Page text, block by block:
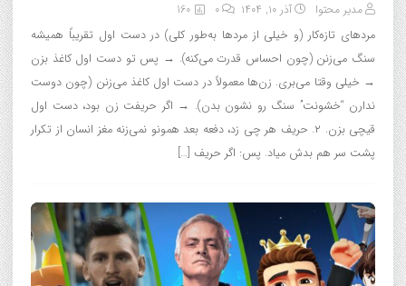
مدیر محتوا آذر ۱۰, ۱۴۰۴ 0
160
مردهای تازه‌کار (و خیلی از مردها به‌طور کلی) در دست اول تقریباً همیشه
سنگ می‌زنن (چون احساس قدرت می‌کنه). → پس تو دست اول کاغذ بزن
→ خیلی وقتا می‌بري. زن‌ها معمولاً در دست اول کاغذ می‌زنن (چون دوست
ندارن “خشونت” سنگ رو نشون بدن). → اگر حریفت زن بود، دست اول
قیچی بزن. ۲. حریف هر چی زد، دفعه بعد همونو نمی‌زنه مغز انسان از تکرار
پشت سر هم بدش میاد. پس: اگر حریف […]